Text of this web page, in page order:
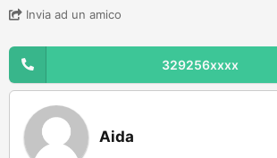
Invia ad un amico
329256xxxx
Aida